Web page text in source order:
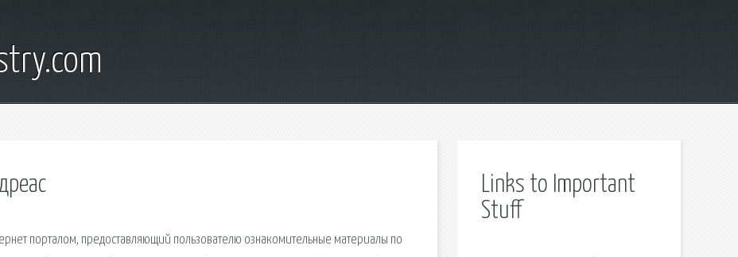
порталом, предоставляющий пользователю ознакомительные материалы по
Links to Important
Stuff